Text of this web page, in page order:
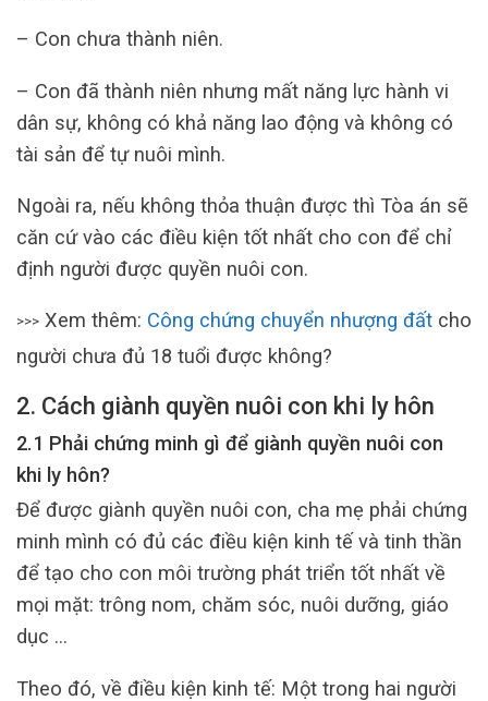
– Con chưa thành niên.
– Con đã thành niên nhưng mất năng lực hành vi
dân sự, không có khả năng lao động và không có
tài sản để tự nuôi mình.
Ngoài ra, nếu không thỏa thuận được thì Tòa án sẽ
căn cứ vào các điều kiện tốt nhất cho con để chỉ
định người được quyền nuôi con.
>>> Xem thêm: Công chứng chuyển nhượng đất cho
người chưa đủ 18 tuổi được không?
2. Cách giành quyền nuôi con khi ly hôn
2.1 Phải chứng minh gì để giành quyền nuôi con
khi ly hôn?
Để được giành quyền nuôi con, cha mẹ phải chứng
minh mình có đủ các điều kiện kinh tế và tinh thần
để tạo cho con môi trường phát triển tốt nhất về
mọi mặt: trông nom, chăm sóc, nuôi dưỡng, giáo
dục …
Theo đó, về điều kiện kinh tế: Một trong hai người